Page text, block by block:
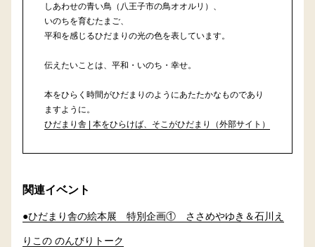
しあわせの青い鳥（八王子市の鳥オオルリ）、
いのちを育むたまご、
平和を感じるひだまりの光の色を表しています。
伝えたいことは、平和・いのち・幸せ。
本をひらく時間がひだまりのようにあたたかなものであり
ますように。
ひだまり舎 | 本をひらけば、そこがひだまり（外部サイト）
関連イベント
●ひだまり舎の絵本展 特別企画① ささめやゆき＆石川え
りこの のんびりトーク